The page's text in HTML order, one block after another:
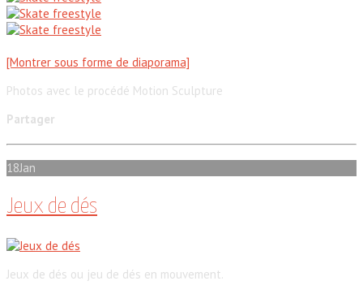
[Montrer sous forme de diaporama]
Photos avec le procédé Motion Sculpture
Partager
18Jan
Jeux de dés
Jeux de dés ou jeu de dés en mouvement.